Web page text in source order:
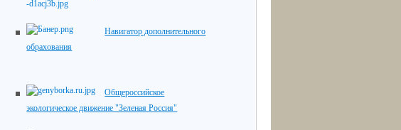
Навигатор дополнительного
обрахования
Общероссийское
экологическое движение "Зеленая Россия"